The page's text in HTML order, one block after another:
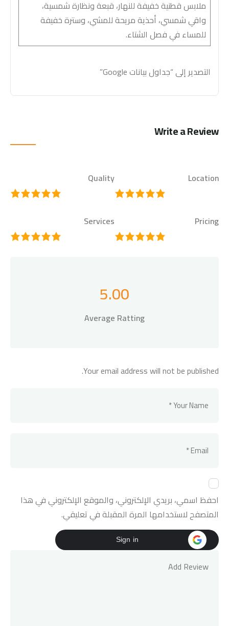
ملابس قطنية خفيفة للنهار، قبعة ونظارة شمسية،
واقي شمسي، أحذية مريحة للمشي، وسترة خفيفة
للمساء في فصل الشتاء.
التصدير إلى “جداول بيانات Google”
Write a Review
Quality Location
Services Pricing
5.00
Average Ratting
Your email address will not be published.
احفظ اسمي، بريدي الإلكتروني، والموقع الإلكتروني في هذا
المتصفح لاستخدامها المرة المقبلة في تعليقي.
Sign in